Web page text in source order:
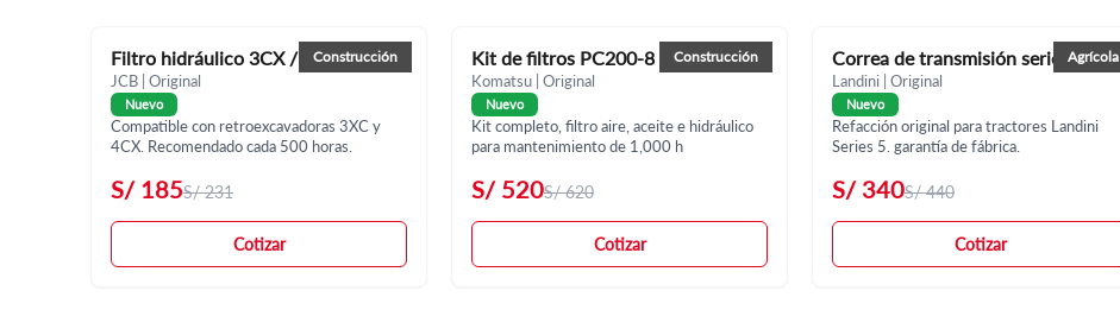
Construcción
Filtro hidráulico 3CX / 4 CX
JCB Original
Nuevo
Compatible con retroexcavadoras 3XC y
4CX. Recomendado cada 500 horas.
S/ 185S/ 231
Cotizar
Construcción
Kit de filtros PC200-8
Komatsu Original
Nuevo
Kit completo, filtro aire, aceite e hidráulico
para mantenimiento de 1,000 h
S/ 520S/ 620
Cotizar
Agrícola
Correa de transmisión serie 5
Landini Original
Nuevo
Refacción original para tractores Landini
Series 5. garantía de fábrica.
S/ 340S/ 440
Cotizar